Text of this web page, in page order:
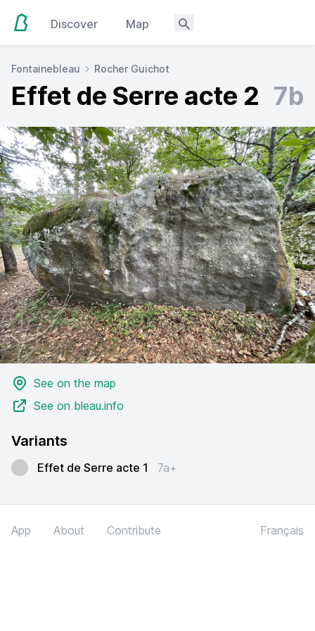
Discover Map
Fontainebleau Rocher Guichot
Effet de Serre acte 2 7b
See on the map
See on bleau.info
Variants
Effet de Serre acte 1 7a+
App About Contribute Français